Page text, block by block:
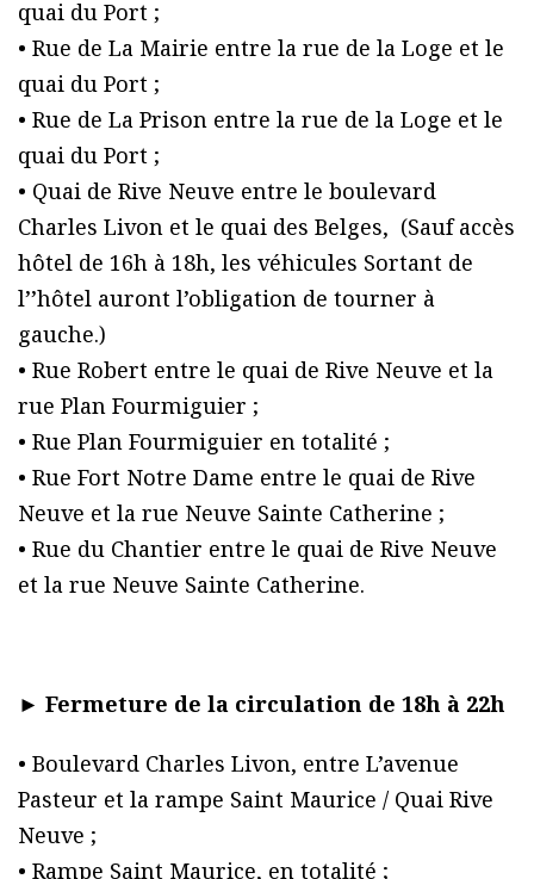
quai du Port ;
• Rue de La Mairie entre la rue de la Loge et le
quai du Port ;
• Rue de La Prison entre la rue de la Loge et le
quai du Port ;
• Quai de Rive Neuve entre le boulevard
Charles Livon et le quai des Belges, (Sauf accès
hôtel de 16h à 18h, les véhicules Sortant de
l’’hôtel auront l’obligation de tourner à
gauche.)
• Rue Robert entre le quai de Rive Neuve et la
rue Plan Fourmiguier ;
• Rue Plan Fourmiguier en totalité ;
• Rue Fort Notre Dame entre le quai de Rive
Neuve et la rue Neuve Sainte Catherine ;
• Rue du Chantier entre le quai de Rive Neuve
et la rue Neuve Sainte Catherine.
► Fermeture de la circulation de 18h à 22h
• Boulevard Charles Livon, entre L’avenue
Pasteur et la rampe Saint Maurice / Quai Rive
Neuve ;
• Rampe Saint Maurice, en totalité ;